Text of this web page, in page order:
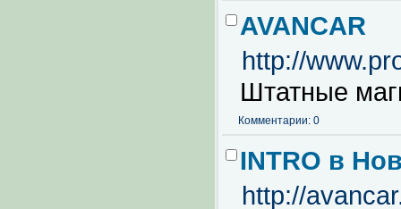
AVANCAR
http://
Штатные
Комментарии: 0
INTRO в
http://